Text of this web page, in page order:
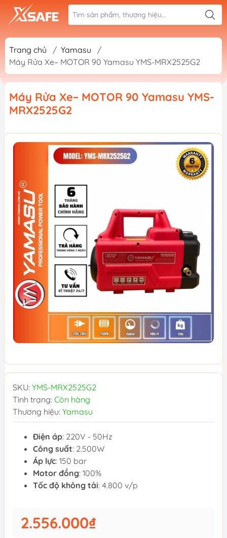
Trang chủ / Yamasu
/
Máy Rửa Xe– MOTOR 90 Yamasu YMS-MRX2525G2
Máy Rửa Xe– MOTOR 90 Yamasu YMS-
MRX2525G2
SKU: YMS-MRX2525G2
Tình trạng: Còn hàng
Thương hiệu: Yamasu
Điện áp: 220V - 50Hz
Công suất: 2.500W
Áp lực: 150 bar
Motor đồng: 100%
Tốc độ không tải: 4.800 v/p
2.556.000₫